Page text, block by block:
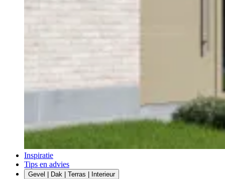
Inspiratie
Tips en advies
Gevel | Dak | Terras | Interieur